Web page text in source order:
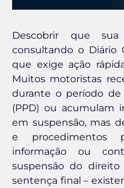
Descobrir que
consultando o Diário
que exige ação
Muitos motoristas
durante o período de
(PPD) ou acumulam
em suspensão, mas
e procedimentos
informação ou
suspensão do
sentença final –